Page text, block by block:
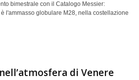
bimestrale con il Catalogo Messier:
l'ammasso globulare M28, nella costellazione
di Venere